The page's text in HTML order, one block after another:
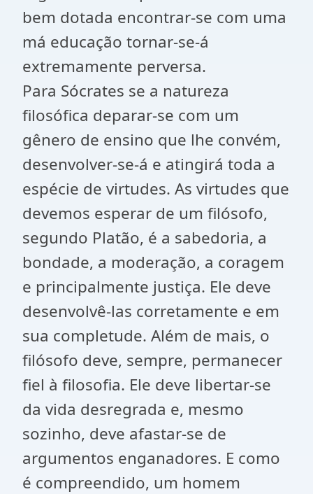
bem dotada encontrar-se com uma
má educação tornar-se-á
extremamente perversa.
Para Sócrates se a natureza
filosófica deparar-se com um
gênero de ensino que lhe convém,
desenvolver-se-á e atingirá toda a
espécie de virtudes. As virtudes que
devemos esperar de um filósofo,
segundo Platão, é a sabedoria, a
bondade, a moderação, a coragem
e principalmente justiça. Ele deve
desenvolvê-las corretamente e em
sua completude. Além de mais, o
filósofo deve, sempre, permanecer
fiel à filosofia. Ele deve libertar-se
da vida desregrada e, mesmo
sozinho, deve afastar-se de
argumentos enganadores. E como
é compreendido, um homem